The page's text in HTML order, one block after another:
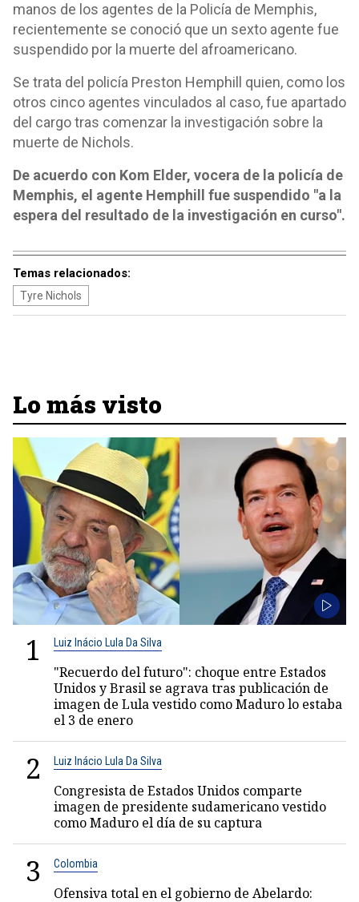
manos de los agentes de la Policía de Memphis,
recientemente se conoció que un sexto agente fue
suspendido por la muerte del afroamericano.
Se trata del policía Preston Hemphill quien, como los
otros cinco agentes vinculados al caso, fue apartado
del cargo tras comenzar la investigación sobre la
muerte de Nichols.
De acuerdo con Kom Elder, vocera de la policía de
Memphis, el agente Hemphill fue suspendido "a la
espera del resultado de la investigación en curso".
Temas relacionados:
Tyre Nichols
Lo más visto
1 Luiz Inácio Lula Da Silva
"Recuerdo del futuro": choque entre Estados
Unidos y Brasil se agrava tras publicación de
imagen de Lula vestido como Maduro lo estaba
el 3 de enero
2 Luiz Inácio Lula Da Silva
Congresista de Estados Unidos comparte
imagen de presidente sudamericano vestido
como Maduro el día de su captura
3 Colombia
Ofensiva total en el gobierno de Abelardo: